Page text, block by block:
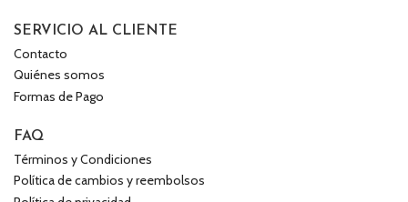
SERVICIO AL CLIENTE
Contacto
Quiénes somos
Formas de Pago
FAQ
Términos y Condiciones
Política de cambios y reembolsos